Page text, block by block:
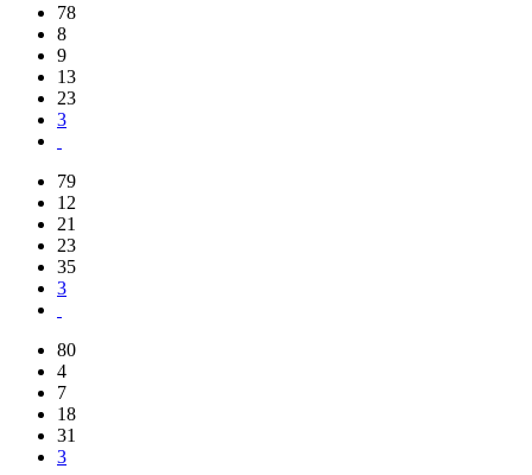
78
8
9
13
23
3
79
12
21
23
35
3
80
4
7
18
31
3